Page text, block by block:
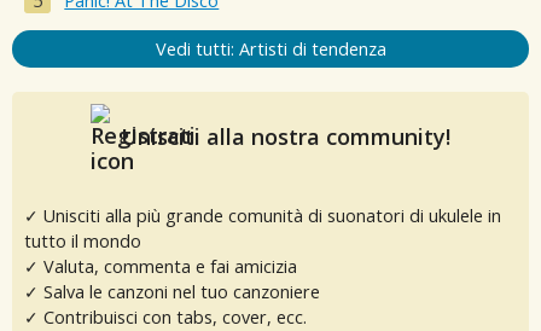
Vedi tutti: Artisti di tendenza
Unisciti alla nostra community!
✓ Unisciti alla più grande comunità di suonatori di ukulele in
tutto il mondo
✓ Valuta, commenta e fai amicizia
✓ Salva le canzoni nel tuo canzoniere
✓ Contribuisci con tabs, cover, ecc.